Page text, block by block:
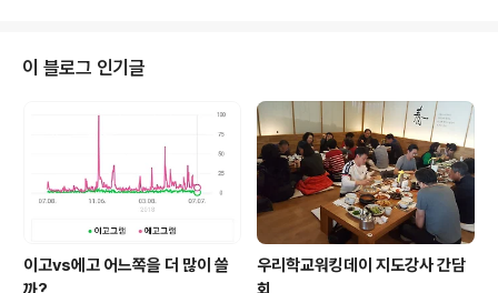
이 블로그 인기글
이고vs에고 어느쪽을 더 많이 쓸
우리학교워킹데이 지도강사 간담